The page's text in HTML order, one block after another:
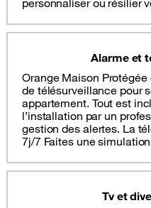
personnaliser ou résilier
Alarme et
Orange Maison Protégée
de télésurveillance pour
appartement. Tout est
l’installation par un
gestion des alertes. La
7j/7 Faites une
Tv et